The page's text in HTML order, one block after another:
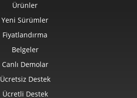
Ürünler
Yeni Sürümler
Fiyatlandırma
Belgeler
Canlı Demolar
Ücretsiz Destek
Ücretli Destek